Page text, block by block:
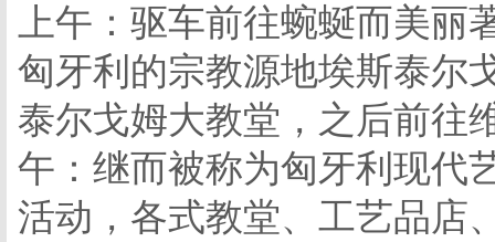
上午：驱车前往蜿蜒而美
匈牙利的宗教源地埃斯泰尔
泰尔戈姆大教堂，之后前往
午：继而被称为匈牙利现代
活动，各式教堂、工艺品店